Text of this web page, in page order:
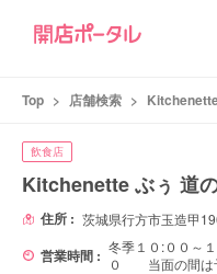
Top > 店舗検索 >
飲食店
Kitchenette ぶぅ 道
住所 : 茨城県行方市玉造甲
営業時間 : 冬季１０:００
０ 当面の間は